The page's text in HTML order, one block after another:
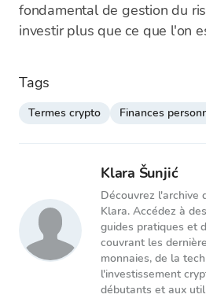
fondamental de gestion du
investir plus que ce que l'on
Tags
Termes crypto Finances
Klara Šunjić
Découvrez l'archive
Klara. Accédez à
guides pratiques et
couvrant les
monnaies, de la
l'investissement
débutants et aux